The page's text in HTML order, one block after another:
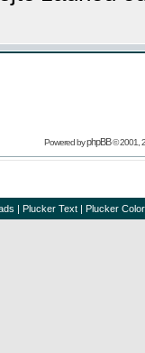
Powered byphpBB© 2001,
| Plucker Text | Plucker Color